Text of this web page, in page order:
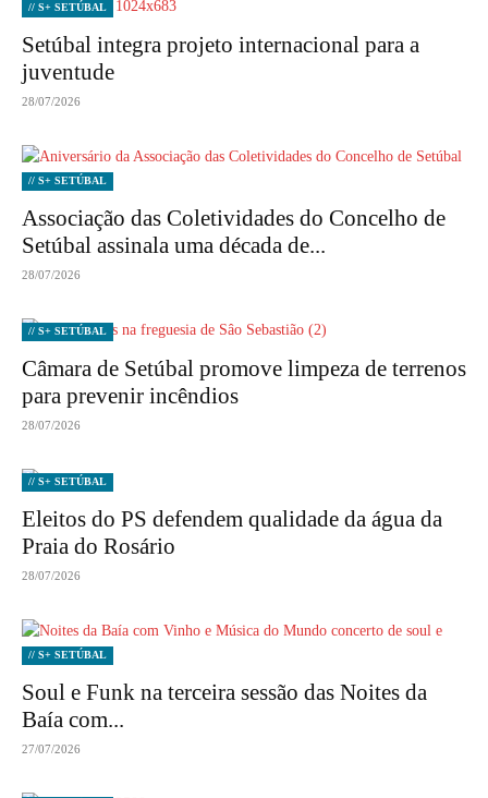
// S+ SETÚBAL
Setúbal integra projeto internacional para a
juventude
28/07/2026
// S+ SETÚBAL
Associação das Coletividades do Concelho de
Setúbal assinala uma década de...
28/07/2026
// S+ SETÚBAL
Câmara de Setúbal promove limpeza de terrenos
para prevenir incêndios
28/07/2026
// S+ SETÚBAL
Eleitos do PS defendem qualidade da água da
Praia do Rosário
28/07/2026
// S+ SETÚBAL
Soul e Funk na terceira sessão das Noites da
Baía com...
27/07/2026